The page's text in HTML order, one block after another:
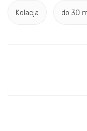
Kolacja do 30